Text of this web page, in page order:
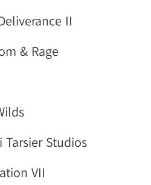
II
& Rage
Studios
VII